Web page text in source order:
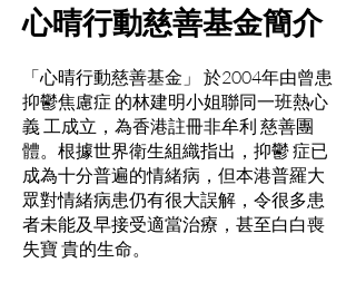
心晴行動慈善基金簡介
「心晴行動慈善基金」 於2004年由曾患
抑鬱焦慮症 的林建明小姐聯同一班熱心
義 工成立，為香港註冊非牟利 慈善團
體。根據世界衛生組織指出，抑鬱 症已
成為十分普遍的情緒病，但本港普羅大
眾對情緒病患仍有很大誤解，令很多患
者未能及早接受適當治療，甚至白白喪
失寶 貴的生命。